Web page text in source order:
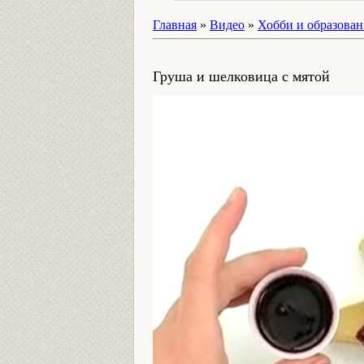
Главная » Видео » Хобби и
Груша и шелковица с мятой